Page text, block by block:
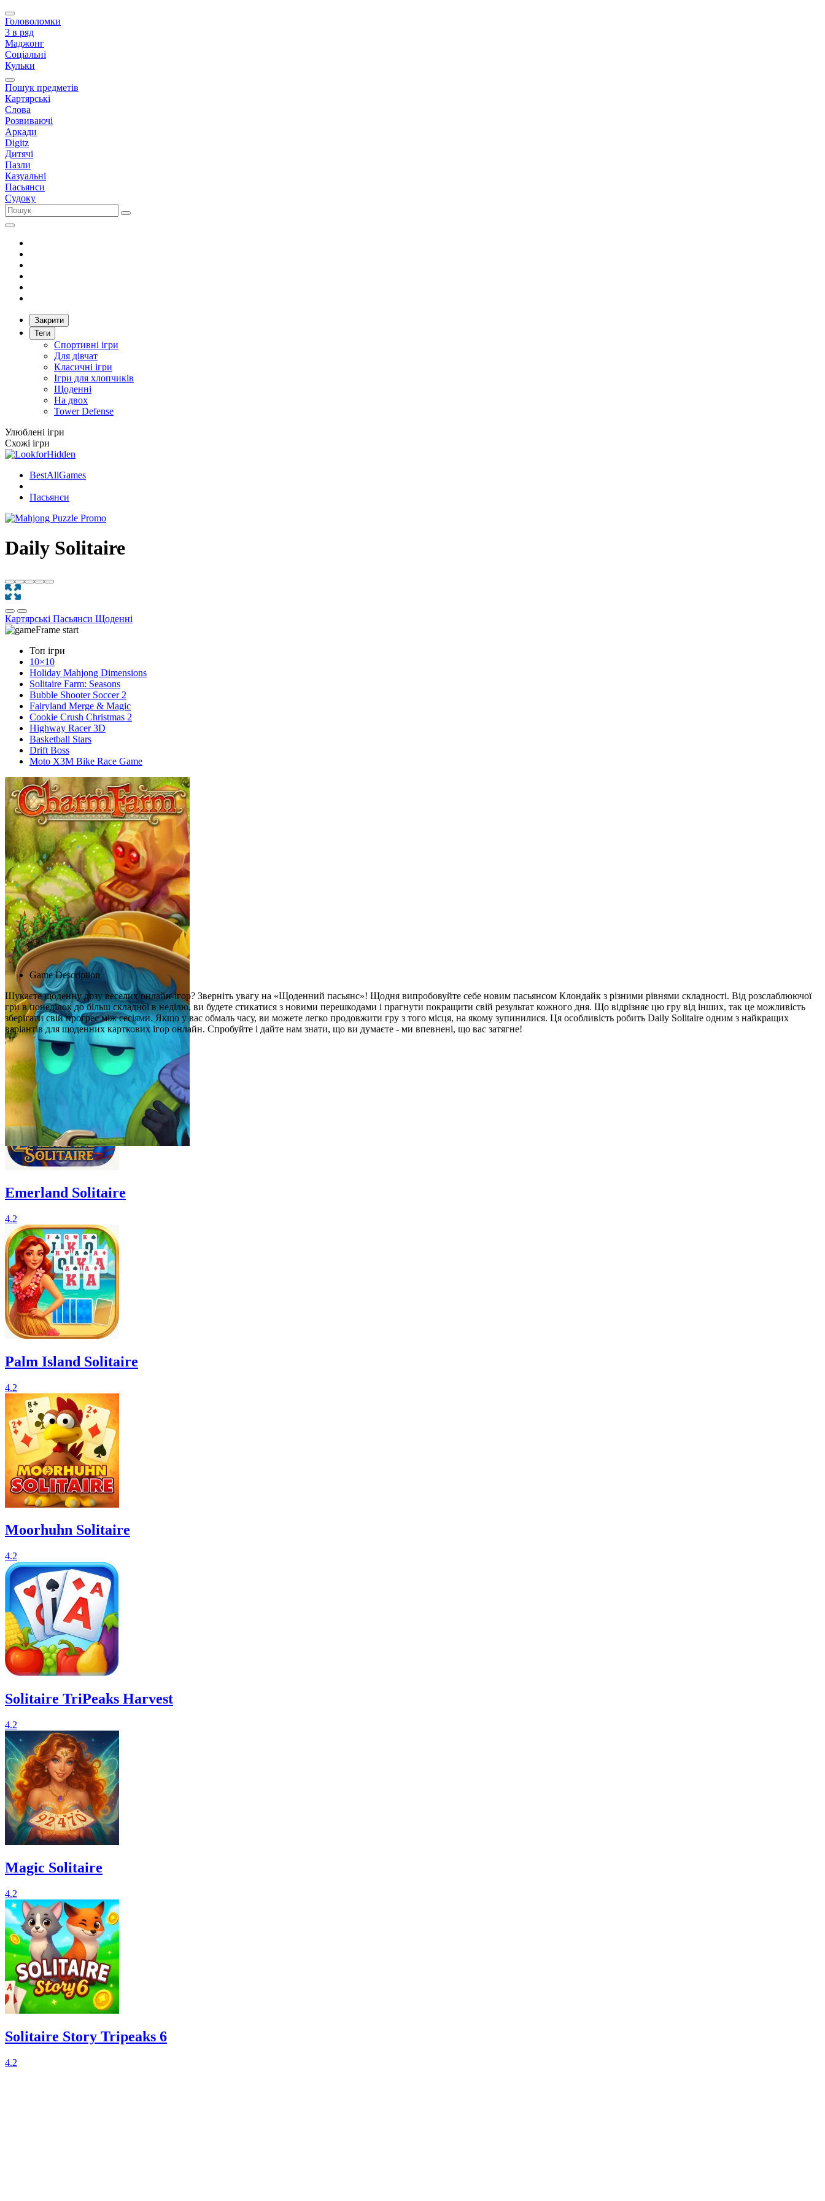
Головоломки
3 в ряд
Маджонг
Соціальні
Кульки
Пошук предметів
Картярські
Слова
Розвиваючі
Аркади
Digitz
Дитячі
Пазли
Казуальні
Пасьянси
Судоку
Закрити
Теги
Спортивні ігри
Для дівчат
Класичні ігри
Ігри для хлопчиків
Щоденні
На двох
Tower Defense
Улюблені ігри
Схожі ігри
BestAllGames
Пасьянси
Daily Solitaire
Картярські Пасьянси Щоденні
Топ ігри
10×10
Holiday Mahjong Dimensions
Solitaire Farm: Seasons
Bubble Shooter Soccer 2
Fairyland Merge & Magic
Cookie Crush Christmas 2
Highway Racer 3D
Basketball Stars
Drift Boss
Moto X3M Bike Race Game
Advertisement
Game Description
Шукаєте щоденну дозу веселих онлайн-ігор? Зверніть увагу на «Щоденний пасьянс»! Щодня випробовуйте себе новим пасьянсом Клондайк з різними рівнями складності. Від розслаблюючої
гри в понеділок до більш складної в неділю, ви будете стикатися з новими перешкодами і прагнути покращити свій результат кожного дня. Що відрізняє цю гру від інших, так це можливість
зберігати свій прогрес між сесіями. Якщо у вас обмаль часу, ви можете легко продовжити гру з того місця, на якому зупинилися. Ця особливість робить Daily Solitaire одним з найкращих
варіантів для щоденних карткових ігор онлайн. Спробуйте і дайте нам знати, що ви думаєте - ми впевнені, що вас затягне!
Схожі ігри
Emerland Solitaire
4.2
Palm Island Solitaire
4.2
Moorhuhn Solitaire
4.2
Solitaire TriPeaks Harvest
4.2
Magic Solitaire
4.2
Solitaire Story Tripeaks 6
4.2